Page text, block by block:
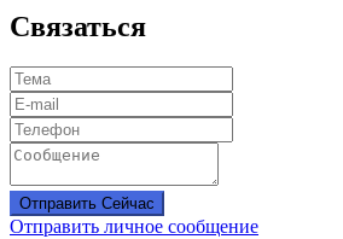
Связаться
Отправить Сейчас
Отправить личное сообщение